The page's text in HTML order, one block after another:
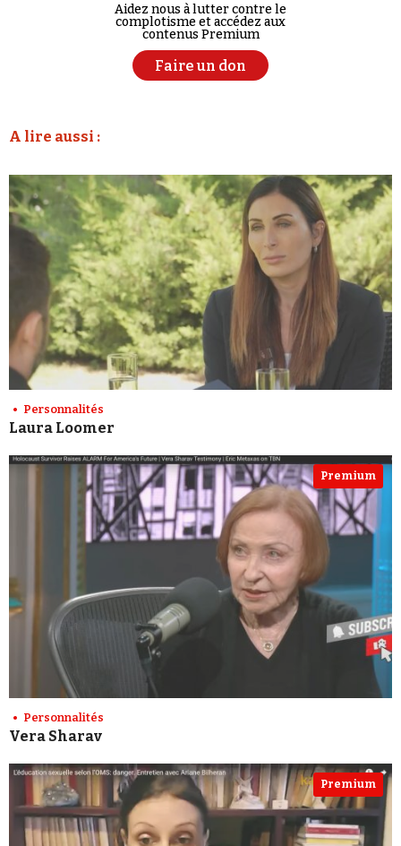
Aidez nous à lutter contre le
complotisme et accédez aux
contenus Premium
Faire un don
A lire aussi :
Personnalités
Laura Loomer
Premium
Personnalités
Vera Sharav
Premium